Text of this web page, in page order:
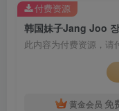
此内容为付费资源，请
黄金会员 免
付费资源